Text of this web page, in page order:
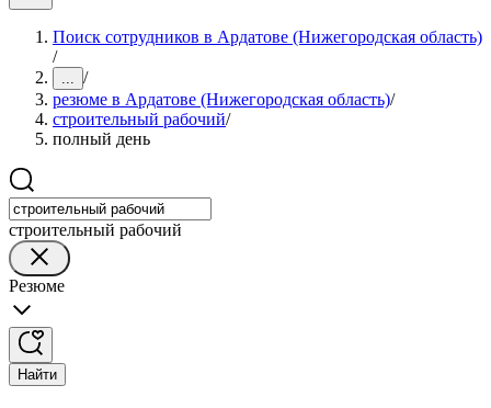
Поиск сотрудников в Ардатове (Нижегородская область)
/
... /
резюме в Ардатове (Нижегородская область)/
строительный рабочий/
полный день
строительный рабочий
Резюме
Найти